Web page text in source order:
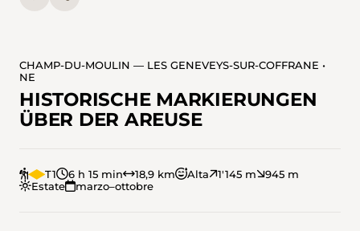
CHAMP-DU-MOULIN — LES GENEVEYS-SUR-COFFRANE •
NE
HISTORISCHE MARKIERUNGEN
ÜBER DER AREUSE
T1 6 h 15 min 18,9 km Alta 1'145 m
945 m
Estate
marzo–ottobre